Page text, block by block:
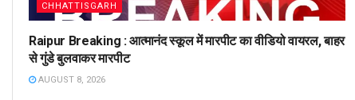
CHHATTISGARH
Raipur Breaking : आत्मानंद स्कूल में मारपीट का वीडियो वायरल, बाहर
से गुंडे बुलवाकर मारपीट
AUGUST 8, 2026